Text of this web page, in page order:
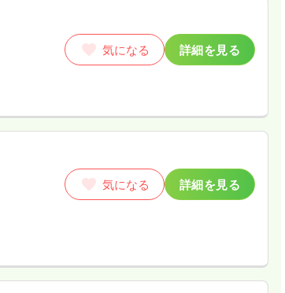
気になる 詳細を見る
気になる 詳細を見る